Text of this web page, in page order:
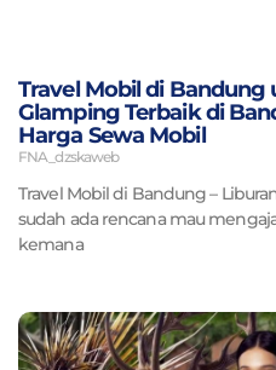
Travel Mobil di
Glamping Terbaik di
Harga Sewa Mobil
FNA_dzskaweb
Travel Mobil di Bandung –
sudah ada rencana mau
kemana